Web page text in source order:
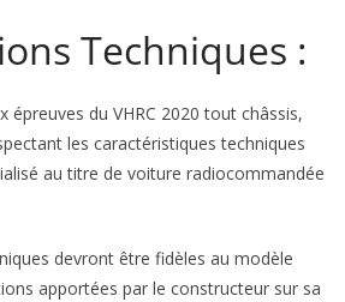
Techniques :
épreuves du VHRC 2020 tout châssis,
les caractéristiques techniques
au titre de voiture radiocommandée
devront être fidèles au modèle
apportées par le constructeur sur sa